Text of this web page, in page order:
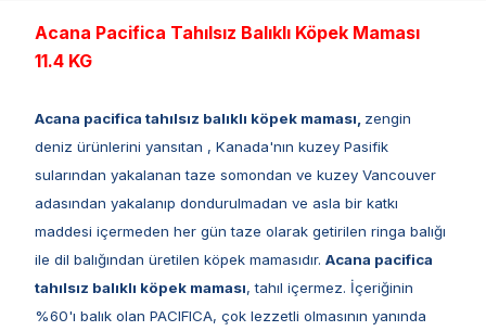
​Acana Pacifica Tahılsız Balıklı Köpek Maması
11.4 KG
Acana pacifica tahılsız balıklı köpek maması, zengin
deniz ürünlerini yansıtan , Kanada'nın kuzey Pasifik
sularından yakalanan taze somondan ve kuzey Vancouver
adasından yakalanıp dondurulmadan ve asla bir katkı
maddesi içermeden her gün taze olarak getirilen ringa balığı
ile dil balığından üretilen köpek mamasıdır. Acana pacifica
tahılsız balıklı köpek maması, tahıl içermez. İçeriğinin
%60'ı balık olan PACIFICA, çok lezzetli olmasının yanında